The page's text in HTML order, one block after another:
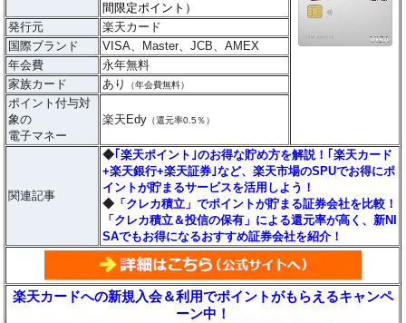
間限定ポイント）
発行元
楽天カード
国際ブランド
VISA、Master、JCB、AMEX
年会費
永年無料
家族カード
あり （年会費無料）
ポイント付与対
象の
電子マネー
楽天Edy （還元率0.5％）
関連記事
◆｢楽天ポイント｣のお得な貯め方を解説！｢楽天カード
+楽天銀行+楽天証券｣など、楽天市場のSPUでお得にポ
イントが貯まるサービスを活用しよう！
◆ 「クレカ積立」でポイントが貯まる証券会社を比較！
「クレカ積立＆投信の保有」による還元率が高く、新NI
SAでもお得になるおすすめ証券会社を紹介！
楽天カードへの新規入会＆利用でポイントがもらえるキャンペ
ーン中！